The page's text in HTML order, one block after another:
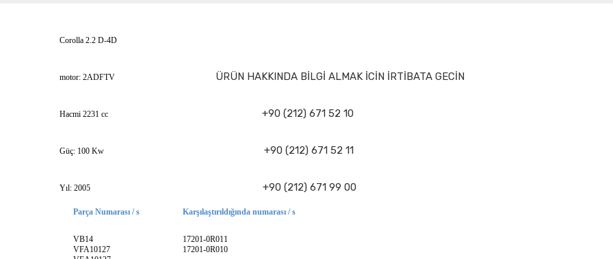
Corolla 2.2 D-4D
motor: 2ADFTV ÜRÜN HAKKINDA BİLGİ ALMAK İCİN İRTİBATA GECİN
Hacmi 2231 cc +90 (212) 671 52 10
Güç: 100 Kw +90 (212) 671 52 11
Yıl: 2005 +90 (212) 671 99 00
Parça Numarası / s
VB14
VFA10127
Karşılaştırıldığında numarası / s
17201-0R011
17201-0R010